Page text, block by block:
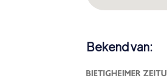
Bekend van: